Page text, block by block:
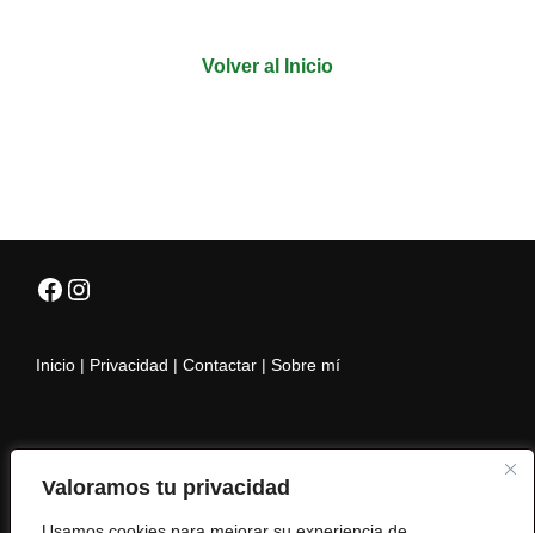
Valoramos tu privacidad
Volver al Inicio
Facebook
Instagram
Inicio | Privacidad | Contactar | Sobre mí